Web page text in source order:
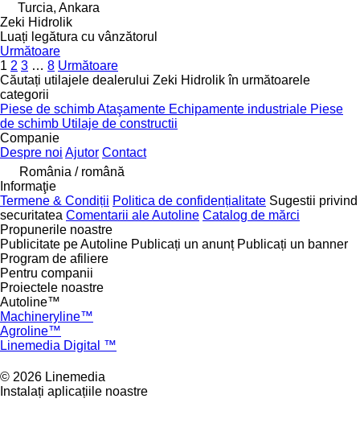
Turcia, Ankara
Zeki Hidrolik
Luați legătura cu vânzătorul
Următoare
1 2 3 … 8 Următoare
Căutați utilajele dealerului Zeki Hidrolik în următoarele
categorii
Piese de schimbAtaşamente Echipamente industriale Piese
de schimb Utilaje de constructii
Companie
Despre noi Ajutor Contact
România / română
Informaţie
Termene & Condiții Politica de confidențialitate Sugestii privind
securitatea Comentarii ale Autoline Catalog de mărcі
Propunerile noastre
Publicitate pe Autoline Publicați un anunț Publicați un banner
Program de afiliere
Pentru companii
Proiectele noastre
Autoline™
Machineryline™
Agroline™
Linemedia Digital ™
© 2026 Linemedia
Instalați aplicațiile noastre